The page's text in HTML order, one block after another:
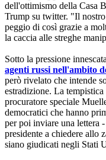
dell'ottimismo della Casa
Trump su twitter. "Il
peggio di così grazie a
la caccia alle streghe
Sotto la pressione
agenti russi nell'ambito
però rivelato che intende
estradizione. La
procuratore speciale
democratici che hanno
per poi inviare una lettera
presidente a chiedere allo
siano giudicati negli Stati